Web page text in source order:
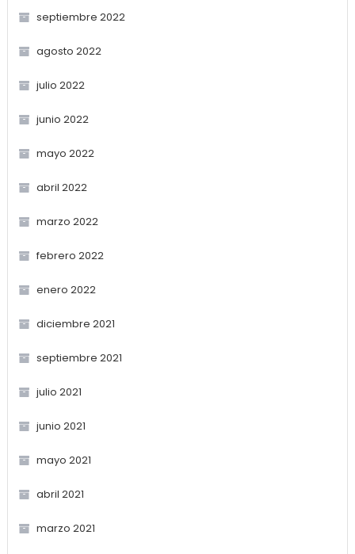
septiembre 2022
agosto 2022
julio 2022
junio 2022
mayo 2022
abril 2022
marzo 2022
febrero 2022
enero 2022
diciembre 2021
septiembre 2021
julio 2021
junio 2021
mayo 2021
abril 2021
marzo 2021